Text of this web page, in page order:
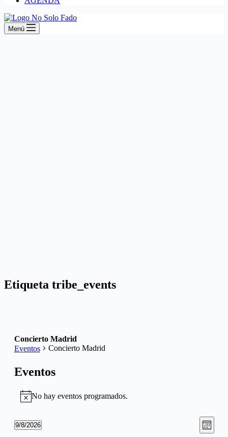
Menú
Etiqueta tribe_events
Concierto Madrid
Eventos
Concierto Madrid
Eventos
AvisoNo hay eventos programados.
de
Mes
9/8/2026